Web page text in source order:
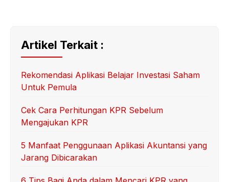
Artikel Terkait :
Rekomendasi Aplikasi Belajar Investasi Saham
Untuk Pemula
Cek Cara Perhitungan KPR Sebelum
Mengajukan KPR
5 Manfaat Penggunaan Aplikasi Akuntansi yang
Jarang Dibicarakan